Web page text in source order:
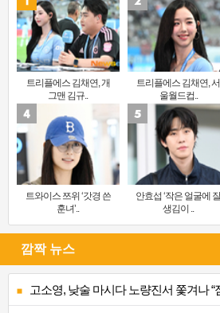
트리플에스 김채연, 개
그맨 김규..
트리플에스 김채연, 서
울월드컵..
트와이스 쯔위 ‘갓경 쓴
훈녀’..
안효섭 ‘작은 얼굴에
생김이 ..
깜짝 뉴스
고소영, 낮술 마시다 노량진서 쫓겨나 “